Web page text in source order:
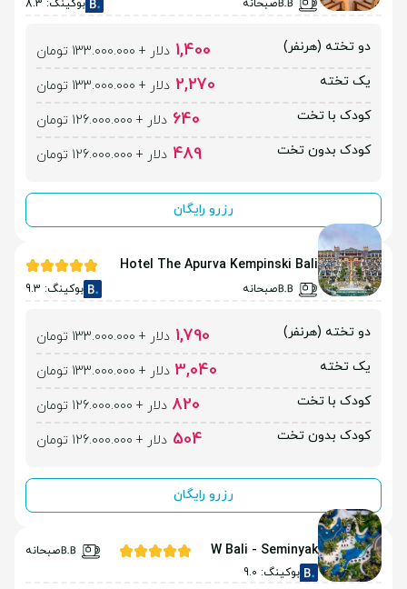
صبحانه بوکینگ: 8.3
دو تخته (هرنفر) 1,400 دلار + 133.000.000 تومان
یک تخته
2,270 دلار + 133.000.000 تومان
کودک با تخت
640 دلار + 126.000.000 تومان
کودک بدون تخت
489 دلار + 126.000.000 تومان
رزرو رایگان
Hotel The Apurva Kempinski Bali
صبحانه بوکینگ: 9.3
دو تخته (هرنفر) 1,790 دلار + 133.000.000 تومان
یک تخته
3,040 دلار + 133.000.000 تومان
کودک با تخت
820 دلار + 126.000.000 تومان
کودک بدون تخت
504 دلار + 126.000.000 تومان
رزرو رایگان
W Bali - Seminyak
صبحانه
بوکینگ: 9.0